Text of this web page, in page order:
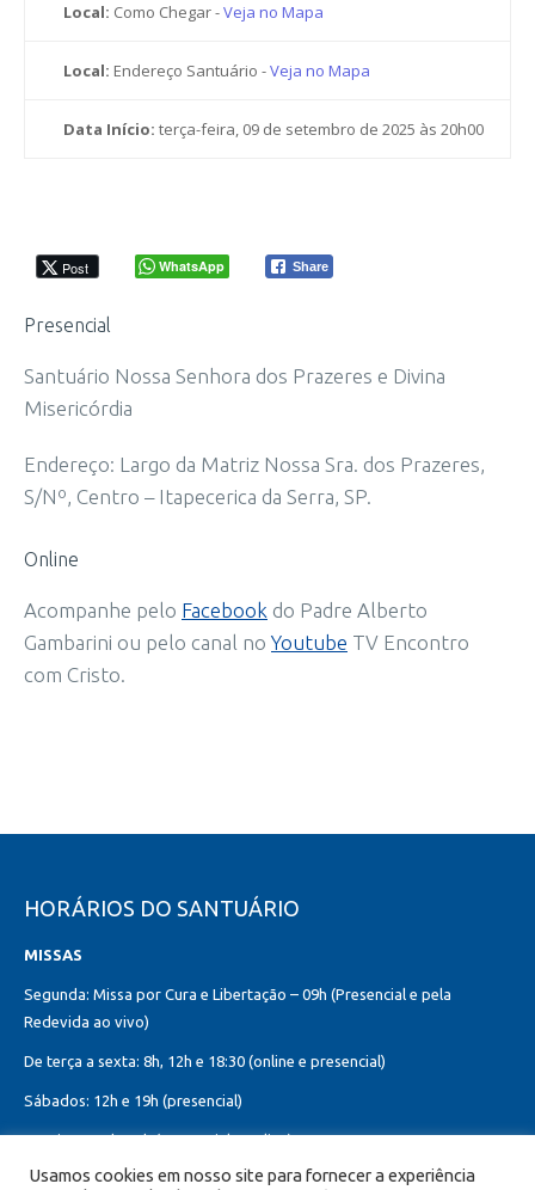
Local: Como Chegar -Veja no Mapa
Local: Endereço Santuário -Veja no Mapa
Data Início: terça-feira, 09 de setembro de 2025 às 20h00
Post WhatsApp Share
Presencial
Santuário Nossa Senhora dos Prazeres e Divina
Misericórdia
Endereço: Largo da Matriz Nossa Sra. dos Prazeres,
S/Nº, Centro – Itapecerica da Serra, SP.
Online
Acompanhe pelo Facebook do Padre Alberto
Gambarini ou pelo canal no Youtube TV Encontro
com Cristo.
HORÁRIOS DO SANTUÁRIO
MISSAS
Segunda: Missa por Cura e Libertação – 09h (Presencial e pela
Redevida ao vivo)
De terça a sexta: 8h, 12h e 18:30 (online e presencial)
Sábados: 12h e 19h (presencial)
Domingos: 8h, 10h (presencial e online)
12h, 18h30 (presencial)
Usamos cookies em nosso site para fornecer a experiência